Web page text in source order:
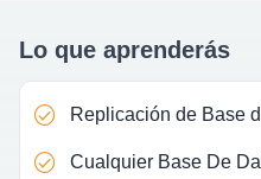
Lo que aprenderás
Replicación de Base
Cualquier Base De